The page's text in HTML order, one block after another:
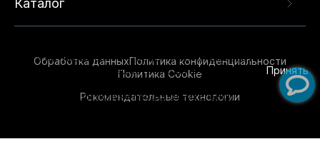
Каталог
Обработка данныхПолитика конфиденциальности
Политика Cookie
Рекомендательные технологии
опыта на нашем сайте. Продолжая использовать
данный сайт, вы соглашаетесь с использованием
технологий. Для получения дополнительной
Принять